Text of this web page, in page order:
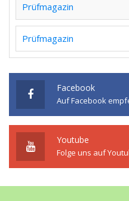
Prüfmagazin
Prüfmagazin
Facebook
Auf Facebook
Youtube
Folge uns auf